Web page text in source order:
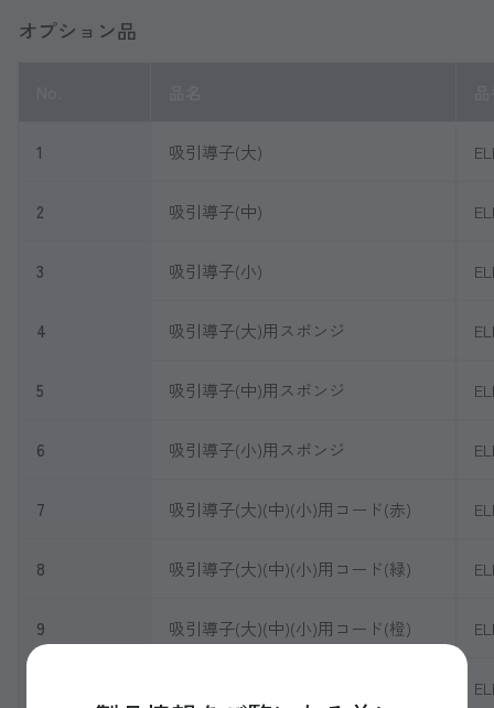
オプション品
1 吸引導子(大)
2 吸引導子(中)
3 吸引導子(小)
4 吸引導子(大)用スポンジ
5 吸引導子(中)用スポンジ
6 吸引導子(小)用スポンジ
7 吸引導子(大)(中)(小)用コード(赤)
8 吸引導子(大)(中)(小)用コード(緑)
9 吸引導子(大)(中)(小)用コード(橙)